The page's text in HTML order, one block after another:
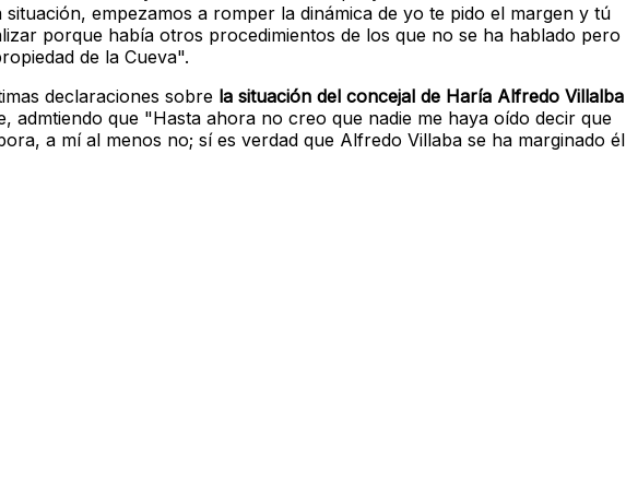
empezamos a romper la dinámica de yo te pido el margen y tú
porque había otros procedimientos de los que no se ha hablado pero
de la Cueva".
declaraciones sobre la situación del concejal de Haría Alfredo Villalba
admtiendo que "Hasta ahora no creo que nadie me haya oído decir que
a mí al menos no; sí es verdad que Alfredo Villaba se ha marginado él